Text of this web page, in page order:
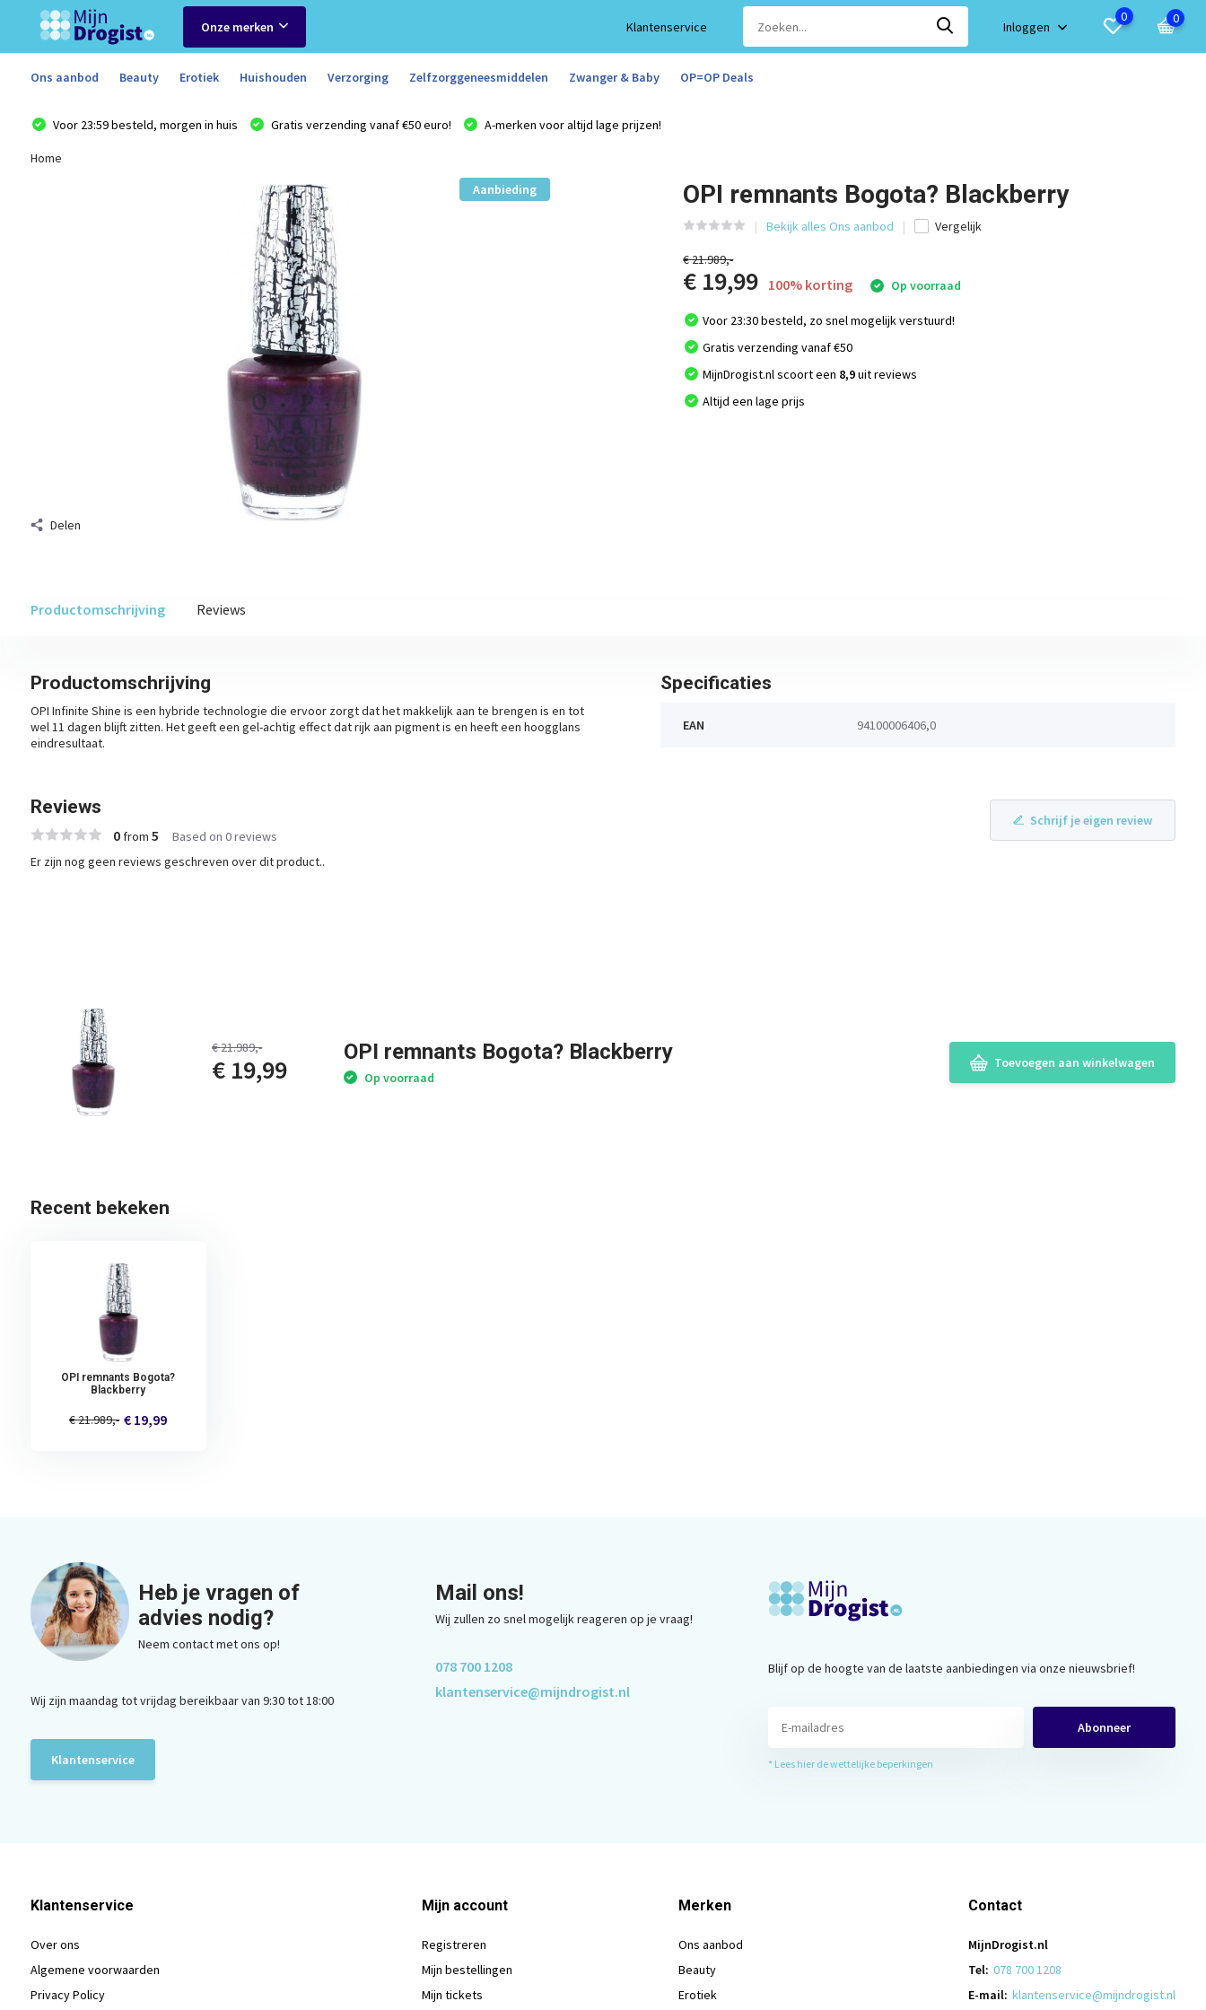
Onze merken Klantenservice Inloggen
0 0
Ons aanbod Beauty Erotiek Huishouden Verzorging Zelfzorggeneesmiddelen Zwanger & Baby OP=OP Deals
Voor 23:59 besteld, morgen in huis Gratis verzending vanaf €50 euro! A-merken voor altijd lage prijzen!
Home
Aanbieding
Delen
OPI remnants Bogota? Blackberry
Bekijk alles Ons aanbod Vergelijk
€ 21.989,-
€ 19,99 100% korting Op voorraad
Voor 23:30 besteld, zo snel mogelijk verstuurd!
Gratis verzending vanaf €50
MijnDrogist.nl scoort een 8,9uit reviews
Altijd een lage prijs
Productomschrijving Reviews
Productomschrijving
OPI Infinite Shine is een hybride technologie die ervoor zorgt dat het makkelijk aan te brengen is en tot
wel 11 dagen blijft zitten. Het geeft een gel-achtig effect dat rijk aan pigment is en heeft een hoogglans
eindresultaat.
Specificaties
EAN 94100006406,0
Reviews
0from 5 Based on 0 reviews
Schrijf je eigen review
Er zijn nog geen reviews geschreven over dit product..
€ 21.989,-
€ 19,99
OPI remnants Bogota? Blackberry
Op voorraad
Toevoegen aan winkelwagen
Recent bekeken
OPI remnants Bogota?
Blackberry
€ 21.989,- € 19,99
Heb je vragen of
advies nodig?
Neem contact met ons op!
Wij zijn maandag tot vrijdag bereikbaar van 9:30 tot 18:00
Klantenservice
Mail ons!
Wij zullen zo snel mogelijk reageren op je vraag!
078 700 1208
klantenservice@mijndrogist.nl
Blijf op de hoogte van de laatste aanbiedingen via onze nieuwsbrief!
Abonneer
* Lees hier de wettelijke beperkingen
Klantenservice
Over ons
Algemene voorwaarden
Privacy Policy
Mijn account
Registreren
Mijn bestellingen
Mijn tickets
Merken
Ons aanbod
Beauty
Erotiek
Contact
MijnDrogist.nl
Tel: 078 700 1208
E-mail: klantenservice@mijndrogist.nl